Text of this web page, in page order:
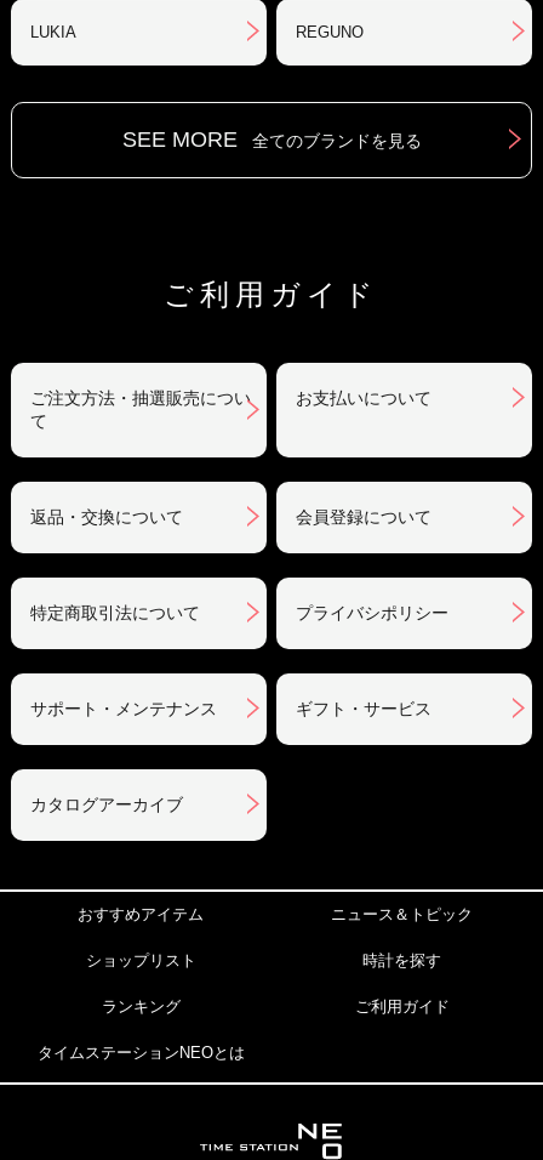
LUKIA REGUNO
SEE MORE 全てのブランドを見る
ご利用ガイド
ご注文方法・抽選販売につい
て
お支払いについて
返品・交換について 会員登録について
特定商取引法について プライバシポリシー
サポート・メンテナンス ギフト・サービス
カタログアーカイブ
おすすめアイテム ニュース＆トピック
ショップリスト 時計を探す
ランキング ご利用ガイド
タイムステーションNEOとは